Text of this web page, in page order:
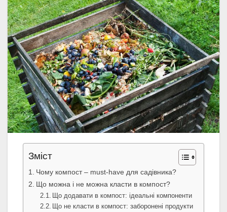
Зміст
Чому компост – must-have для садівника?
Що можна і не можна класти в компост?
Що додавати в компост: ідеальні компоненти
Що не класти в компост: заборонені продукти